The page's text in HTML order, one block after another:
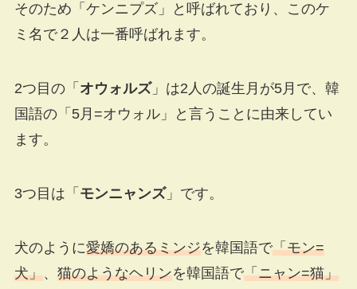
そのため「ケンニプズ」と呼ばれており、このケ
ミ名で２人は一番呼ばれます。
2つ目の「 オウォルズ」は2人の誕生月が5月で、韓
国語の「5月=オウォル」と言うことに由来してい
ます。
3つ目は「 モンニャンズ」です。
犬のように愛嬌のあるミンジを韓国語で「モン=
犬」、 猫のようなヘリンを韓国語で「ニャン=猫」